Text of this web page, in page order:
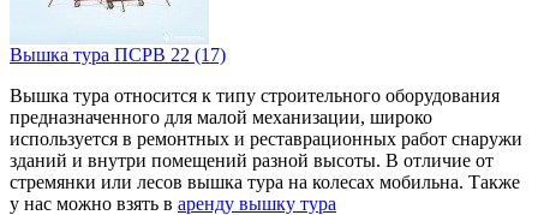
Вышка тура ПСРВ 22 (17)
Вышка тура относится к типу строительного оборудования
предназначенного для малой механизации, широко
используется в ремонтных и реставрационных работ снаружи
зданий и внутри помещений разной высоты. В отличие от
стремянки или лесов вышка тура на колесах мобильна. Также
у нас можно взять в аренду вышку тура